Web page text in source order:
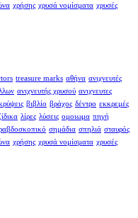
χρήσης χρυσά νομίσματα χρυσές
treasure marks αθήνα ανιχνευτές
ανιχνευτής χρυσού ανιχνευτες
βιβλίο βράχος δέντρο εκκρεμές
λίρες λύσεις ομοιωμα πηγή
σημάδια σπηλιά σταυρός
χρήσης χρυσά νομίσματα χρυσές